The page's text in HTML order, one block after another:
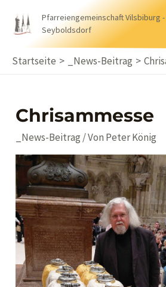
Inhalt
Pfarreiengemeinschaft Vilsbiburg
Seyboldsdorf
Startseite _News-Beitrag
Chrisammesse
_News-Beitrag / Von Peter König